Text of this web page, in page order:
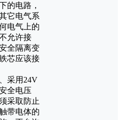
的电路，
它电气系
电气上的
允许接
全隔离变
芯应该接
用24V
全电压
采取防止
带电体的